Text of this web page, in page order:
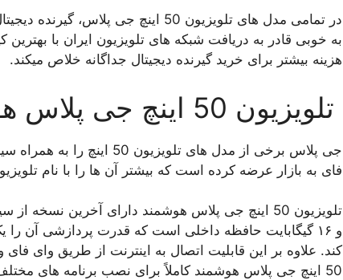
در تمامی مدل های تلویزیون 50 اینچ
به خوبی قادر به دریافت شبکه های تلویزیون ایران با
هزینه بیشتر برای خرید گیرنده دیجیتال جداگانه خلاص میکند.
تلویزیون 50 اینچ جی پلاس هوشمند
جی پلاس برخی از مدل های
فای به بازار عرضه کرده است که بیشتر آن ها را با نام
50 اینچ جی پلاس هوشمند کاملاً برای نصب برنامه های